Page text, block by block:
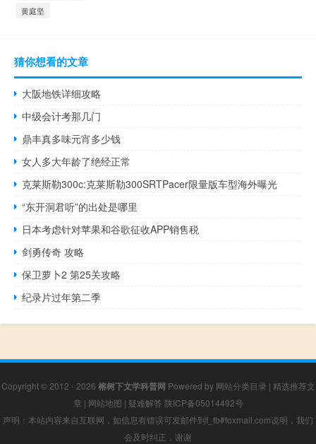
黄庭坚
猜你想看的文章
大阪地铁详细攻略
中级会计考那几门
鼎丰真多味元宵多少钱
女人多大年龄了绝经正常
克莱斯勒300c:克莱斯勒300SRTPacer限量版车型海外曝光
“东开洞君听”的出处是哪里
日本考虑针对苹果和谷歌征收APP销售税
剑勇传奇 攻略
保卫萝卜2 第25关攻略
纪录片过年第二季
Copyright © 2012 - 2026 榕树下文学科普网 Powered by 网站分类目录 | 精选推荐文
章 | 网站地图 | 疑难解答 陕ICP备05014492号
声明：本站内容来自互联网，如信息有错误可发邮件到f_fb#foxmail.com说明，我们
会及时纠正，谢谢